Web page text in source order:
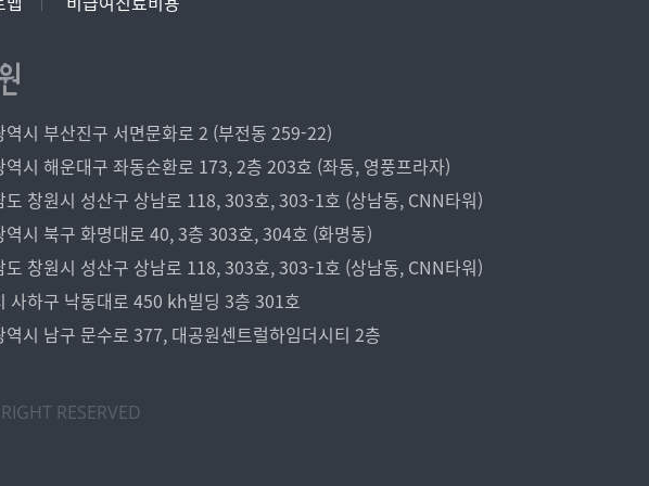
역시 부산진구 서면문화로 2 (부전동 259-22)
역시 해운대구 좌동순환로 173, 2층 203호 (좌동, 영풍프라자)
도 창원시 성산구 상남로 118, 303호, 303-1호 (상남동, CNN타워)
역시 북구 화명대로 40, 3층 303호, 304호 (화명동)
도 창원시 성산구 상남로 118, 303호, 303-1호 (상남동, CNN타워)
사하구 낙동대로 450 kh빌딩 3층 301호
역시 남구 문수로 377, 대공원센트럴하임더시티 2층
RESERVED